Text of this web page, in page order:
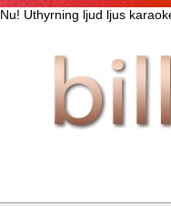
Nu! Uthyrning ljud ljus